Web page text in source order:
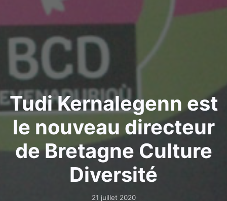
Tudi Kernalegenn est
le nouveau directeur
de Bretagne Culture
Diversité
21 juillet 2020